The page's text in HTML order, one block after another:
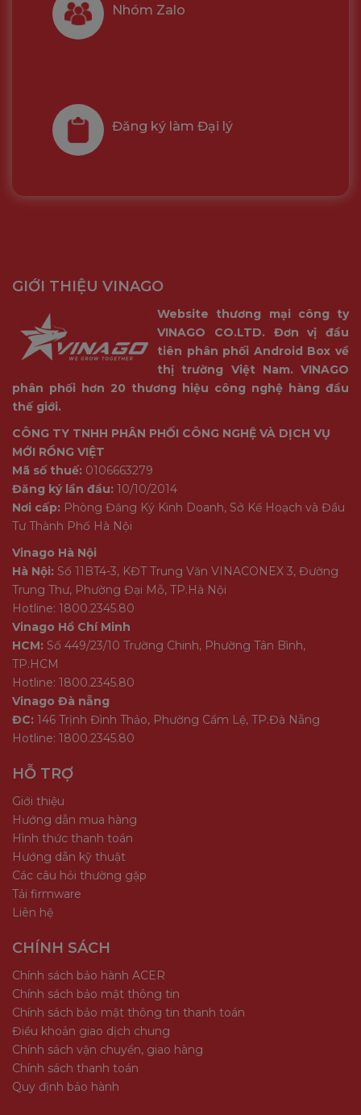
Nhóm Zalo
Đăng ký làm Đại lý
GIỚI THIỆU VINAGO
Website thương mại công ty
VINAGO CO.LTD. Đơn vị đầu
tiên phân phối Android Box về
thị trường Việt Nam. VINAGO
phân phối hơn 20 thương hiệu công nghệ hàng đầu
thế giới.
CÔNG TY TNHH PHÂN PHỐI CÔNG NGHỆ VÀ DỊCH VỤ
MỚI RỒNG VIỆT
Mã số thuế: 0106663279
Đăng ký lần đầu: 10/10/2014
Nơi cấp: Phòng Đăng Ký Kinh Doanh, Sở Kế Hoạch và Đầu
Tư Thành Phố Hà Nội
Vinago Hà Nội
Hà Nội: Số 11BT4-3, KĐT Trung Văn VINACONEX 3, Đường
Trung Thư, Phường Đại Mỗ, TP.Hà Nội
Hotline: 1800.2345.80
Vinago Hồ Chí Minh
HCM: Số 449/23/10 Trường Chinh, Phường Tân Bình,
TP.HCM
Hotline: 1800.2345.80
Vinago Đà nẵng
ĐC: 146 Trịnh Đình Thảo, Phường Cẩm Lệ, TP.Đà Nẵng
Hotline: 1800.2345.80
HỖ TRỢ
Giới thiệu
Hướng dẫn mua hàng
Hình thức thanh toán
Hướng dẫn kỹ thuật
Các câu hỏi thường gặp
Tải firmware
Liên hệ
CHÍNH SÁCH
Chính sách bảo hành ACER
Chính sách bảo mật thông tin
Chính sách bảo mật thông tin thanh toán
Điều khoản giao dịch chung
Chính sách vận chuyển, giao hàng
Chính sách thanh toán
Quy định bảo hành